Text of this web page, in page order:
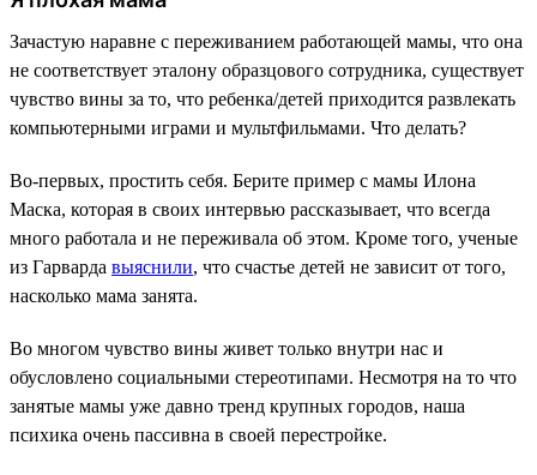
Зачастую наравне с переживанием работающей мамы, что она
не соответствует эталону образцового сотрудника, существует
чувство вины за то, что ребенка/детей приходится развлекать
компьютерными играми и мультфильмами. Что делать?
Во-первых, простить себя. Берите пример с мамы Илона
Маска, которая в своих интервью рассказывает, что всегда
много работала и не переживала об этом. Кроме того, ученые
из Гарварда выяснили, что счастье детей не зависит от того,
насколько мама занята.
Во многом чувство вины живет только внутри нас и
обусловлено социальными стереотипами. Несмотря на то что
занятые мамы уже давно тренд крупных городов, наша
психика очень пассивна в своей перестройке.